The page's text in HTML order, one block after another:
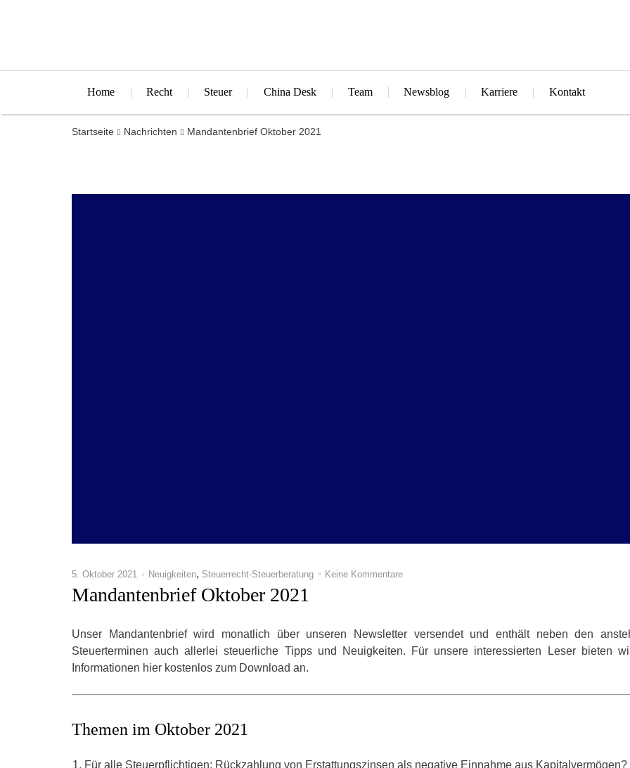
Home Recht Steuer China Desk Team Newsblog Karriere Kontakt
Startseite Nachrichten Mandantenbrief Oktober 2021
5. Oktober 2021 Neuigkeiten, Steuerrecht-Steuerberatung Keine Kommentare
Mandantenbrief Oktober 2021
Unser Mandantenbrief wird monatlich über unseren Newsletter versendet und enthält neben den
Steuerterminen auch allerlei steuerliche Tipps und Neuigkeiten. Für unsere interessierten Leser bieten
Informationen hier kostenlos zum Download an.
Themen im Oktober 2021
Für alle Steuerpflichtigen: Rückzahlung von Erstattungszinsen als negative Einnahme aus Kapitalvermögen?